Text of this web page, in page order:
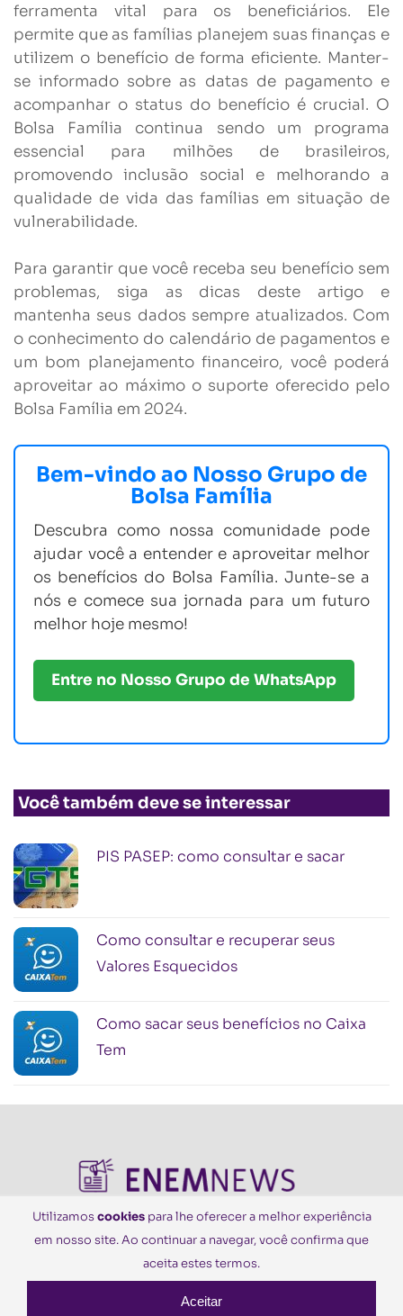
ferramenta vital para os beneficiários. Ele
permite que as famílias planejem suas finanças e
utilizem o benefício de forma eficiente. Manter-
se informado sobre as datas de pagamento e
acompanhar o status do benefício é crucial. O
Bolsa Família continua sendo um programa
essencial para milhões de brasileiros,
promovendo inclusão social e melhorando a
qualidade de vida das famílias em situação de
vulnerabilidade.
Para garantir que você receba seu benefício sem
problemas, siga as dicas deste artigo e
mantenha seus dados sempre atualizados. Com
o conhecimento do calendário de pagamentos e
um bom planejamento financeiro, você poderá
aproveitar ao máximo o suporte oferecido pelo
Bolsa Família em 2024.
Bem-vindo ao Nosso Grupo de
Bolsa Família
Descubra como nossa comunidade pode
ajudar você a entender e aproveitar melhor
os benefícios do Bolsa Família. Junte-se a
nós e comece sua jornada para um futuro
melhor hoje mesmo!
Entre no Nosso Grupo de WhatsApp
Você também deve se interessar
PIS PASEP: como consultar e sacar
Como consultar e recuperar seus
Valores Esquecidos
Como sacar seus benefícios no Caixa
Tem
© Todos os Direitos Reservados
Utilizamoscookiespara lhe oferecer a melhor experiência
em nosso site. Ao continuar a navegar, você confirma que
aceita estes termos.
Aceitar